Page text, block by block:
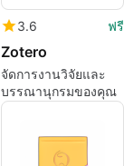
3.6 ฟรี
Zotero
จัดการงานวิจัยและ
บรรณานุกรมของคุณ